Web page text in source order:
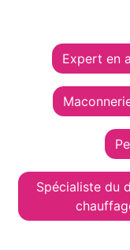
Expert en
Spécialiste du